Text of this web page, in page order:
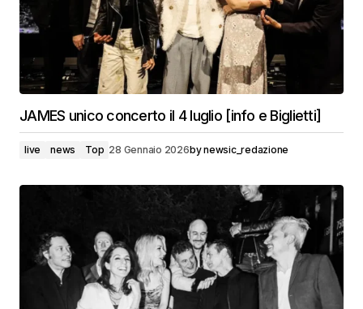
JAMES unico concerto il 4 luglio [info e Biglietti]
live news Top 28 Gennaio 2026bynewsic_redazione